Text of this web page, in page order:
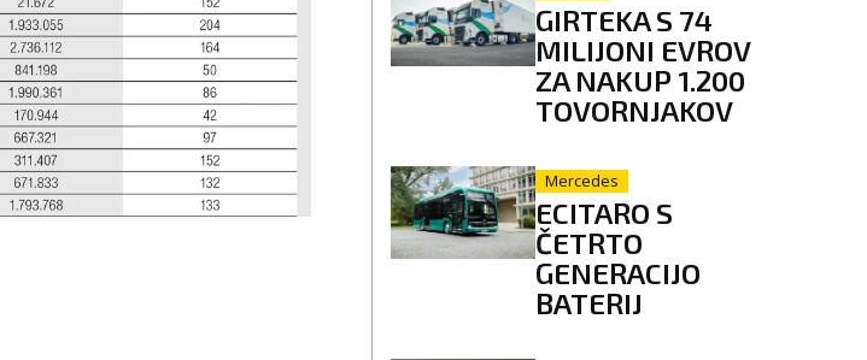
GIRTEKA S 74
MILIJONI EVROV
ZA NAKUP 1.200
TOVORNJAKOV
Mercedes
ECITARO S
ČETRTO
GENERACIJO
BATERIJ